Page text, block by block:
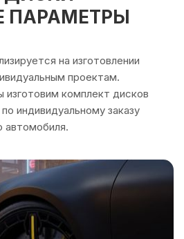
ПАРАМЕТРЫ
на изготовлении
проектам.
комплект дисков
индивидуальному заказу
автомобиля.